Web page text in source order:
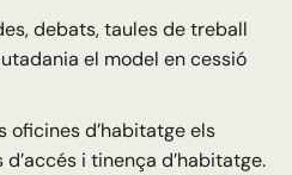
debats, taules de treball
el model en cessió
oficines d’habitatge els
i tinença d’habitatge.